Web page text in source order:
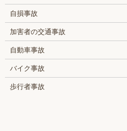
自損事故
加害者の交通事故
自動車事故
バイク事故
歩行者事故